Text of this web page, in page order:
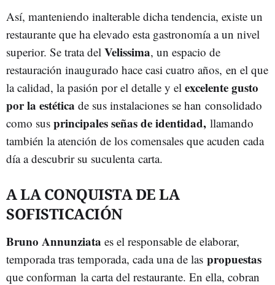
Así, manteniendo inalterable dicha tendencia, existe un
restaurante que ha elevado esta gastronomía a un nivel
superior. Se trata del Velissima, un espacio de
restauración inaugurado hace casi cuatro años, en el que
la calidad, la pasión por el detalle y el excelente gusto
por la estética de sus instalaciones se han consolidado
como sus principales señas de identidad, llamando
también la atención de los comensales que acuden cada
día a descubrir su suculenta carta.
A LA CONQUISTA DE LA
SOFISTICACIÓN
Bruno Annunziata es el responsable de elaborar,
temporada tras temporada, cada una de las propuestas
que conforman la carta del restaurante. En ella, cobran